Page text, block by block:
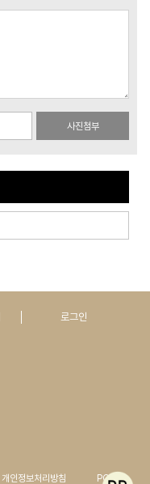
사진첨부
로그인
개인정보처리방침 PC버전